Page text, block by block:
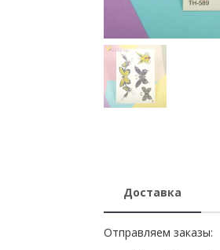
Доставка
Отправляем заказы: